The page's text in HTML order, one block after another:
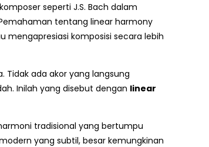
seperti J.S. Bach dalam
tentang linear harmony
komposisi secara lebih
Tidak ada akor yang langsung
Inilah yang disebut dengan linear
tradisional yang bertumpu
yang subtil, besar kemungkinan